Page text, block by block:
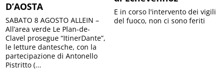
D’AOSTA
SABATO 8 AGOSTO ALLEIN –
All’area verde Le Plan-de-
Clavel prosegue “ItinerDante”,
le letture dantesche, con la
partecipazione di Antonello
Pistritto (...
E in corso l'intervento dei vigili
del fuoco, non ci sono feriti